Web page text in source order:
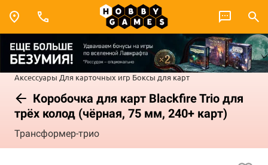
Аксессуары Для карточных игр Боксы для карт
Коробочка для карт Blackfire Trio для
трёх колод (чёрная, 75 мм, 240+ карт)
Трансформер-трио